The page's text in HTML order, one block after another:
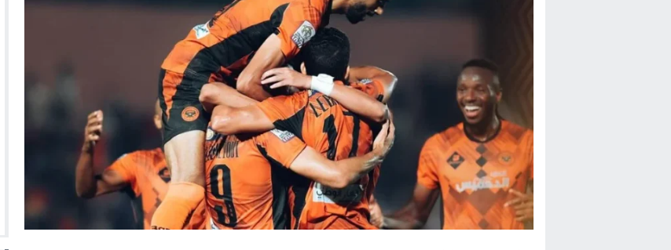
حريق بالمركب التجاري بالناظور يثير حالة استنفار أمني والوقاية المدنية تتدخل
زيادة تسعيرة النقل بالحسيمة تضع عمالة الإقليم تحت مجهر مطالب الشارع
بين أمواج سبتة وشواطئ مايوركا: حين يهرب المواطن ويصطاف المسؤول
رئيس الحكومة المغربية يقضي عطلته في مايوركا في خضم أزمة سبتة